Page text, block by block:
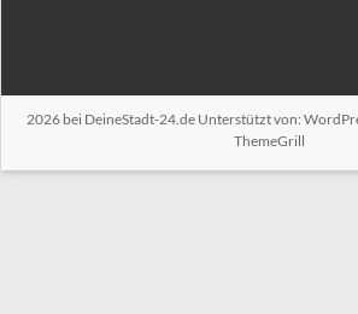
2026 bei DeineStadt-24.deUnterstützt von:
ThemeGrill